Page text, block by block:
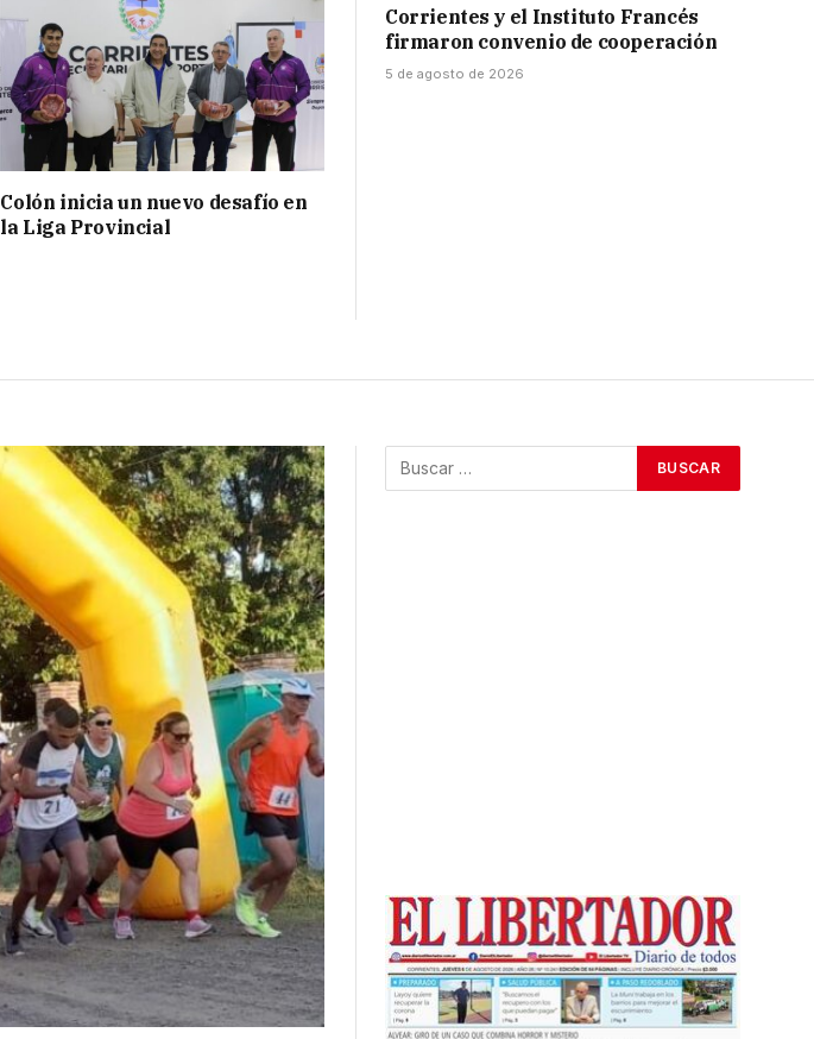
Colón inicia un nuevo desafío en
la Liga Provincial
Corrientes y el Instituto Francés
firmaron convenio de cooperación
5 de agosto de 2026